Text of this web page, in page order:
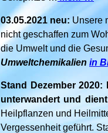
03.05.2021 neu: Unsere
nicht geschaffen zum
die Umwelt und die
Umweltchemikalien in
Stand Dezember
unterwandert und
Heilpflanzen und
Vergessenheit geführt.